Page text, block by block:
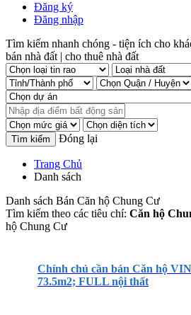
Đăng ký
Đăng nhập
Tìm kiếm nhanh chóng - tiện ích cho
bán nhà đất | cho thuê nhà đất
Đóng lại
Trang Chủ
Danh sách
Danh sách Bán Căn hộ Chung Cư
Tìm kiếm theo các tiêu chí: Căn hộ
hộ Chung Cư
Chính chủ cần bán Căn hộ
73.5m2; FULL nội thất